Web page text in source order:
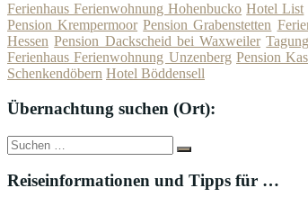
Ferienhaus Ferienwohnung Hohenbucko Hotel List
Pension Krempermoor Pension Grabenstetten
Hessen Pension Dackscheid bei Waxweiler
Ferienhaus Ferienwohnung Unzenberg Pension
Schenkendöbern Hotel Böddensell
Übernachtung suchen (Ort):
Suche
nach:
Suchen
Reiseinformationen und Tipps für …